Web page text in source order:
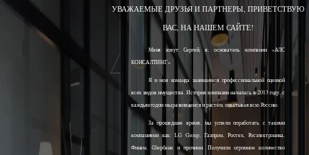
УВАЖАЕМЫЕ ДРУЗЬЯ И ПАРТНЕРЫ, ПРИВЕТСТВУЮ
ВАС, НА НАШЕМ САЙТЕ!
Меня зовут Сергей, я, основатель компании «АЛС
КОНСАЛТИНГ».
Я и моя команда занимаемся профессиональной оценкой
всех видов имущества. История компании началась в 2013 году, с
каждым годом мы развиваемся и растём, охватывая всю Россию.
За прошедшее время, мы успели поработать с такими
компаниями как: LG Group, Газпром, Ростех, Росэлектроника,
Финам, Сбербанк и прочими. Получили огромное количество